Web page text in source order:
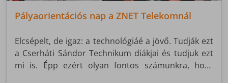
Pályaorientációs nap a ZNET Telekomnál
Elcsépelt, de igaz: a technológiáé a jövő. Tudják ezt
a Cserháti Sándor Technikum diákjai és tudjuk ezt
mi is. Épp ezért olyan fontos számunkra, hogy